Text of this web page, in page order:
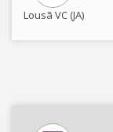
Lousã VC (JA)